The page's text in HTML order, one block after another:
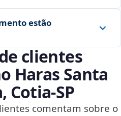
estão
clientes
Haras Santa
Cotia‑SP
comentam sobre o